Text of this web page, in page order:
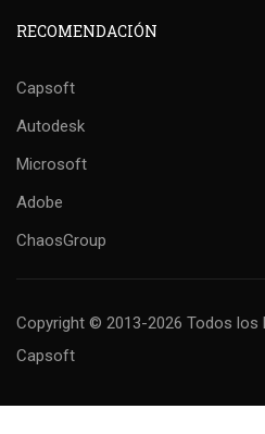
RECOMENDACIÓN
Capsoft
Autodesk
Microsoft
Adobe
ChaosGroup
Copyright © 2013-2026 Todos los
Capsoft